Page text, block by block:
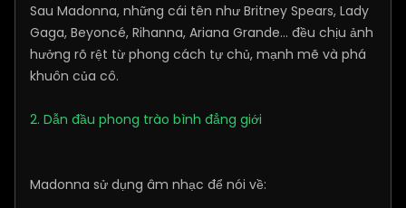
Sau Madonna, những cái tên như Britney Spears, Lady
Gaga, Beyoncé, Rihanna, Ariana Grande… đều chịu ảnh
hưởng rõ rệt từ phong cách tự chủ, mạnh mẽ và phá
khuôn của cô.
2. Dẫn đầu phong trào bình đẳng giới
Madonna sử dụng âm nhạc để nói về: